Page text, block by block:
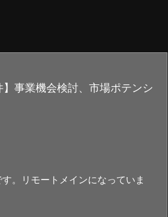
】事業機会検討、市場ポテンシ
。リモートメインになっていま